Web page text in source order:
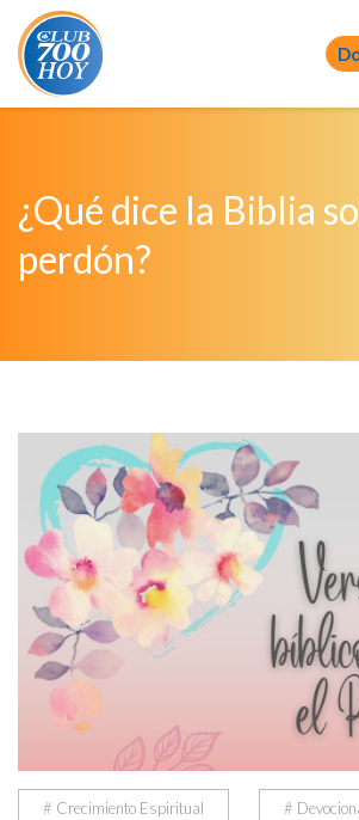
¿Qué dice la Biblia
perdón?
# Crecimiento Espiritual #